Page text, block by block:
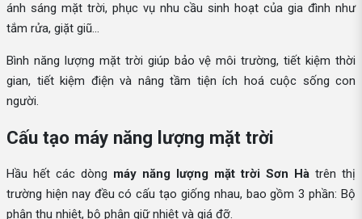
ánh sáng mặt trời, phục vụ nhu cầu sinh hoạt của gia đình như
tắm rửa, giặt giũ...
Bình năng lượng mặt trời giúp bảo vệ môi trường, tiết kiệm thời
gian, tiết kiệm điện và nâng tầm tiện ích hoá cuộc sống con
người.
Cấu tạo máy năng lượng mặt trời
Hầu hết các dòng máy năng lượng mặt trời Sơn Hà trên thị
trường hiện nay đều có cấu tạo giống nhau, bao gồm 3 phần: Bộ
phận thu nhiệt, bộ phận giữ nhiệt và giá đỡ.